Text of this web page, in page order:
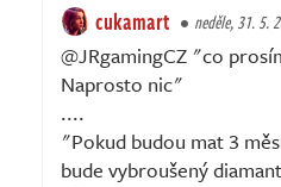
cukamart neděle, 31. 5.
@JRgamingCZ "co
Naprosto nic"
....
"Pokud budou mat 3
bude vybroušený